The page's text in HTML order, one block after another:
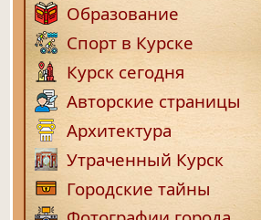
Образование
Спорт в Курске
Курск сегодня
Авторские страницы
Архитектура
Утраченный Курск
Городские тайны